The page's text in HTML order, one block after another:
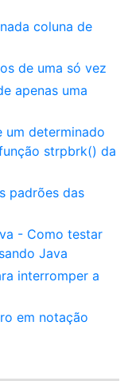
coluna de
de uma só vez
apenas uma
um determinado
strpbrk() da
padrões das
- Como testar
Java
interromper a
em notação